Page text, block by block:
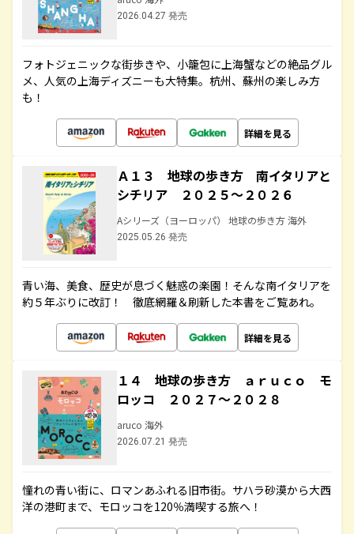
2026.04.27 発売
フォトジェニックな街歩きや、小籠包に上海蟹などの絶品グル
メ、人気の上海ディズニーも大特集。杭州、蘇州の楽しみ方
も！
詳細を見る
Ａ１３ 地球の歩き方 南イタリアと
シチリア ２０２５～２０２６
Aシリーズ（ヨーロッパ） 地球の歩き方 海外
2025.05.26 発売
青い海、美食、歴史が息づく魅惑の楽園！そんな南イタリアを
約５年ぶりに改訂！ 徹底網羅＆刷新した本書をご覧あれ。
詳細を見る
１４ 地球の歩き方 ａｒｕｃｏ モ
ロッコ ２０２７～２０２８
aruco 海外
2026.07.21 発売
憧れの青い街に、ロマンあふれる旧市街。サハラ砂漠から大西
洋の港町まで、モロッコを120％満喫する旅へ！